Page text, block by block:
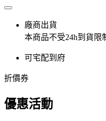
廠商出貨
本商品不受24h到貨限
可宅配到府
折價券
優惠活動